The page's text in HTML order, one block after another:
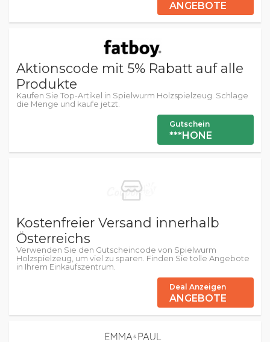
ANGEBOTE
Aktionscode mit 5% Rabatt auf alle
Produkte
Kaufen Sie Top-Artikel in Spielwurm Holzspielzeug. Schlage
die Menge und kaufe jetzt.
Gutschein
***HONE
Kostenfreier Versand innerhalb
Österreichs
Verwenden Sie den Gutscheincode von Spielwurm
Holzspielzeug, um viel zu sparen. Finden Sie tolle Angebote
in Ihrem Einkaufszentrum.
Deal Anzeigen
ANGEBOTE